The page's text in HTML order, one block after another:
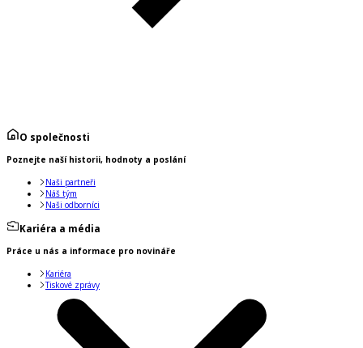
O společnosti
Poznejte naší historii, hodnoty a poslání
Naši partneři
Náš tým
Naši odborníci
Kariéra a média
Práce u nás a informace pro novináře
Kariéra
Tiskové zprávy